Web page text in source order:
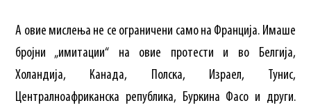
А овие мислења не се ограничени само на Франција. Имаше
бројни „имитации“ на овие протести и во Белгија,
Холандија, Канада, Полска, Израел, Тунис,
Централноафриканска република, Буркина Фасо и други.